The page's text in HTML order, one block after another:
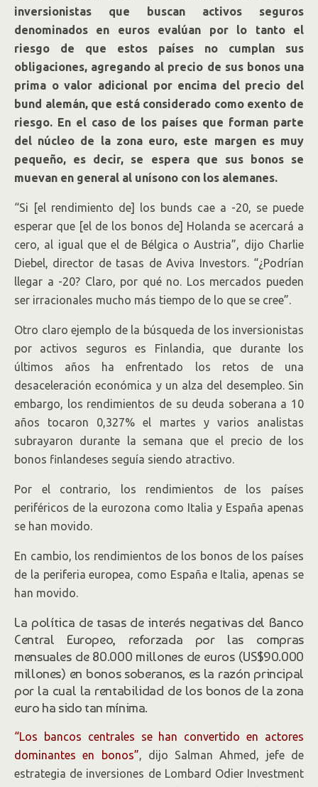
inversionistas que buscan activos seguros
denominados en euros evalúan por lo tanto el
riesgo de que estos países no cumplan sus
obligaciones, agregando al precio de sus bonos una
prima o valor adicional por encima del precio del
bund alemán, que está considerado como exento de
riesgo. En el caso de los países que forman parte
del núcleo de la zona euro, este margen es muy
pequeño, es decir, se espera que sus bonos se
muevan en general al unísono con los alemanes.
“Si [el rendimiento de] los bunds cae a -20, se puede
esperar que [el de los bonos de] Holanda se acercará a
cero, al igual que el de Bélgica o Austria”, dijo Charlie
Diebel, director de tasas de Aviva Investors. “¿Podrían
llegar a -20? Claro, por qué no. Los mercados pueden
ser irracionales mucho más tiempo de lo que se cree”.
Otro claro ejemplo de la búsqueda de los inversionistas
por activos seguros es Finlandia, que durante los
últimos años ha enfrentado los retos de una
desaceleración económica y un alza del desempleo. Sin
embargo, los rendimientos de su deuda soberana a 10
años tocaron 0,327% el martes y varios analistas
subrayaron durante la semana que el precio de los
bonos finlandeses seguía siendo atractivo.
Por el contrario, los rendimientos de los países
periféricos de la eurozona como Italia y España apenas
se han movido.
En cambio, los rendimientos de los bonos de los países
de la periferia europea, como España e Italia, apenas se
han movido.
La política de tasas de interés negativas del Banco
Central Europeo, reforzada por las compras
mensuales de 80.000 millones de euros (US$90.000
millones) en bonos soberanos, es la razón principal
por la cual la rentabilidad de los bonos de la zona
euro ha sido tan mínima.
“Los bancos centrales se han convertido en actores
dominantes en bonos”, dijo Salman Ahmed, jefe de
estrategia de inversiones de Lombard Odier Investment